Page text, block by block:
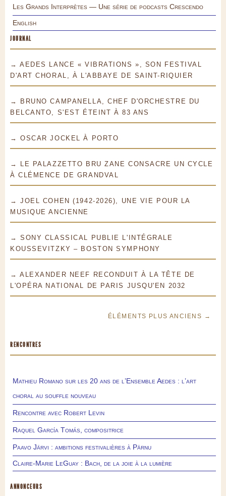
Les Grands Interprètes — Une série de podcasts Crescendo
English
JOURNAL
→ AEDES LANCE « VIBRATIONS », SON FESTIVAL
D'ART CHORAL, À L'ABBAYE DE SAINT-RIQUIER
→ BRUNO CAMPANELLA, CHEF D'ORCHESTRE DU
BELCANTO, S'EST ÉTEINT À 83 ANS
→ OSCAR JOCKEL À PORTO
→ LE PALAZZETTO BRU ZANE CONSACRE UN CYCLE
À CLÉMENCE DE GRANDVAL
→ JOEL COHEN (1942-2026), UNE VIE POUR LA
MUSIQUE ANCIENNE
→ SONY CLASSICAL PUBLIE L'INTÉGRALE
KOUSSEVITZKY – BOSTON SYMPHONY
→ ALEXANDER NEEF RECONDUIT À LA TÊTE DE
L'OPÉRA NATIONAL DE PARIS JUSQU'EN 2032
ÉLÉMENTS PLUS ANCIENS →
RENCONTRES
Mathieu Romano sur les 20 ans de l’Ensemble Aedes : l’art
choral au souffle nouveau
Rencontre avec Robert Levin
Raquel García Tomás, compositrice
Paavo Järvi : ambitions festivalières à Pärnu
Claire-Marie LeGuay : Bach, de la joie à la lumière
ANNONCEURS